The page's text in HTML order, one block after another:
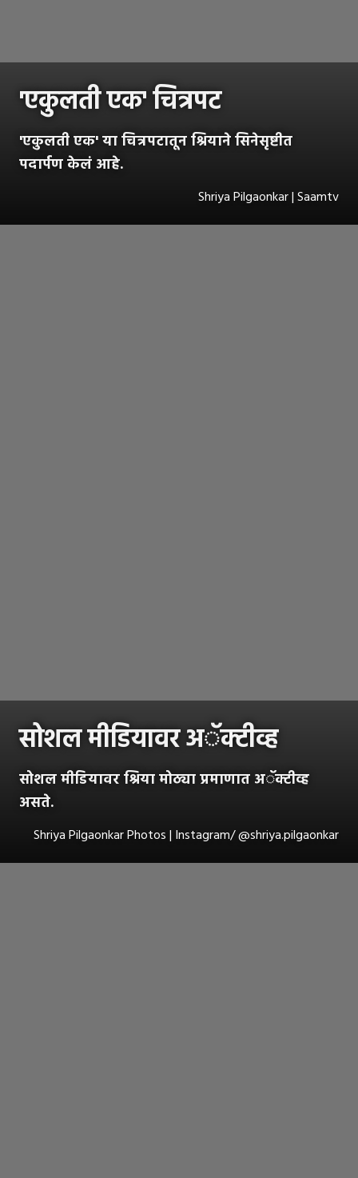
'एकुलती एक' चित्रपट
'एकुलती एक' या चित्रपटातून श्रियाने सिनेसृष्टीत
पदार्पण केलं आहे.
Shriya Pilgaonkar | Saamtv
सोशल मीडियावर अॅक्टीव्ह
सोशल मीडियावर श्रिया मोठ्या प्रमाणात अॅक्टीव्ह
असते.
Shriya Pilgaonkar Photos | Instagram/ @shriya.pilgaonkar